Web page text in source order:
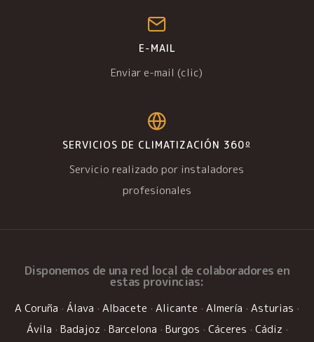
E-MAIL
Enviar e-mail (clic)
SERVICIOS DE CLIMATIZACIÓN 360º
Servicio realizado por instaladores
profesionales
Disponemos de una red local de colaboradores en
estas provincias:
A Coruña · Álava · Albacete · Alicante · Almería · Asturias ·
Ávila · Badajoz · Barcelona · Burgos · Cáceres · Cádiz ·